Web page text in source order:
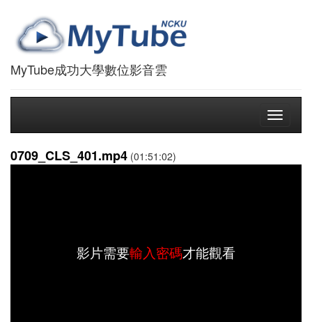
MyTube成功大學數位影音雲
Toggle
0709_CLS_401.mp4 (01:51:02)
影片需要輸入密碼才能觀看